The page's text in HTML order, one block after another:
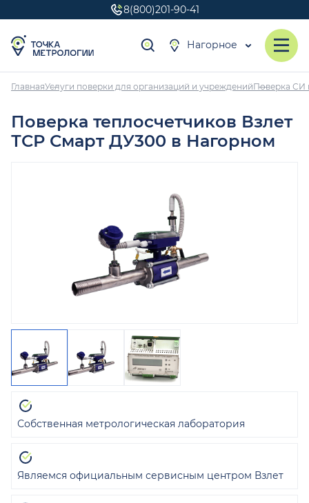
8(800)201-90-41
Нагорное
ГлавнаяУслуги поверки для организаций и учрежденийПоверка СИ
Поверка теплосчетчиков Взлет
ТСР Смарт ДУ300 в Нагорном
Собственная метрологическая лаборатория
Являемся официальным сервисным центром Взлет